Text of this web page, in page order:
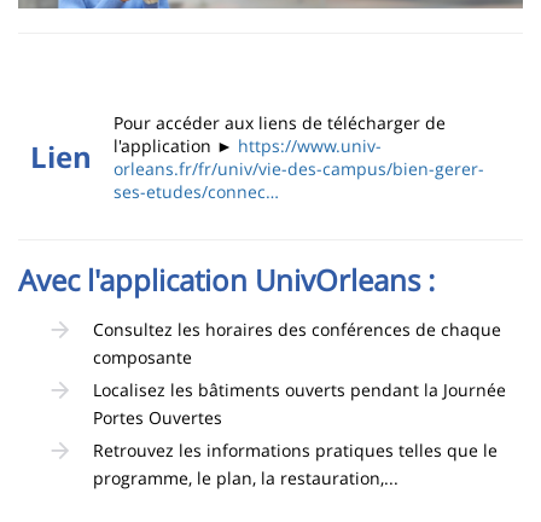
Lien
Pour accéder aux liens de télécharger de
l'application ► https://www.univ-
orleans.fr/fr/univ/vie-des-campus/bien-gerer-
ses-etudes/connec…
Avec l'application UnivOrleans :
Consultez les horaires des conférences de chaque
composante
Localisez les bâtiments ouverts pendant la Journée
Portes Ouvertes
Retrouvez les informations pratiques telles que le
programme, le plan, la restauration,...